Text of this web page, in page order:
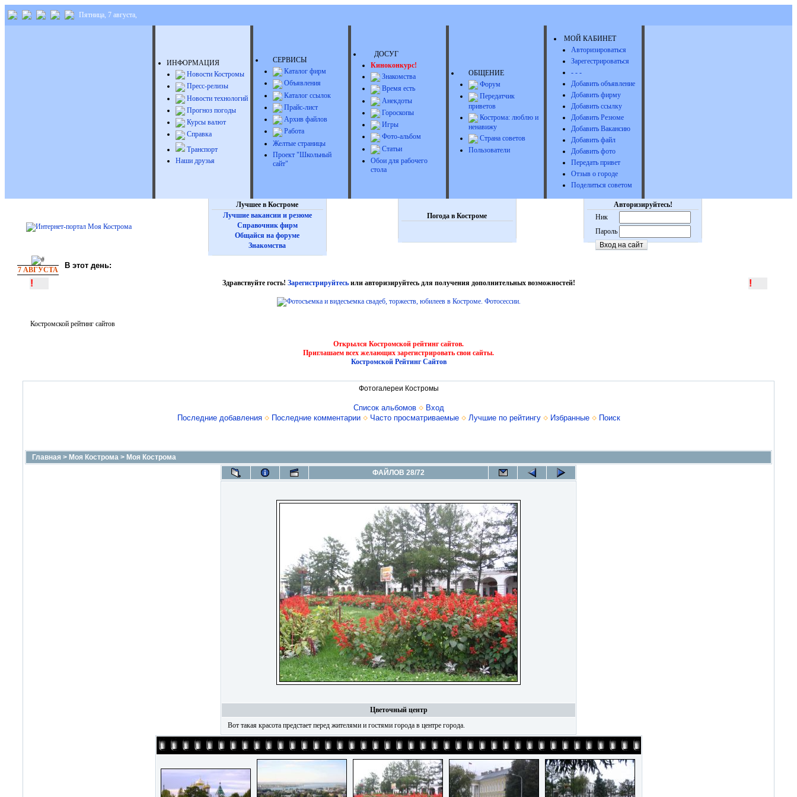
Пятница, 7 августа,
ИНФОРМАЦИЯ
Новости Костромы
Пресс-релизы
Новости технологий
Прогноз погоды
Курсы валют
Справка
Транспорт
Наши друзья
СЕРВИСЫ
Каталог фирм
Объявления
Каталог ссылок
Прайс-лист
Архив файлов
Работа
Желтые страницы
Проект "Школьный
сайт"
ДОСУГ
Киноконкурс!
Знакомства
Время есть
Анекдоты
Гороскопы
Игры
Фото-альбом
Статьи
Обои для рабочего
стола
ОБЩЕНИЕ
Форум
Передатчик
приветов
Кострома: люблю и
ненавижу
Страна советов
Пользователи
МОЙ КАБИНЕТ
Авторизироваться
Зарегестрироваться
- - -
Добавить объявление
Добавить фирму
Добавить ссылку
Добавить Резюме
Добавить Вакансию
Добавить файл
Добавить фото
Передать привет
Отзыв о городе
Поделиться советом
Лучшее в Костроме
Лучшие вакансии и резюме
Справочник фирм
Общайся на форуме
Знакомства
Погода в Костроме
Авторизируйтесь!
Ник
Пароль
7 АВГУСТА В этот день:
! Здравствуйте гость! Зарегистрируйтесьили авторизируйтесь для получения дополнительных возможностей! !
Костромской рейтинг сайтов
Открылся Костромской рейтинг сайтов.
Приглашаем всех желающих зарегистрировать свои сайты.
Костромской Рейтинг Сайтов
Фотогалереи Костромы
Список альбомов
Вход
Последние добавления
Последние комментарии Часто просматриваемые Лучшие по рейтингу Избранные Поиск
Главная > Моя Кострома > Моя Кострома
ФАЙЛОВ 28/72
Цветочный центр
Вот такая красота предстает перед жителями и гостями города в центре города.